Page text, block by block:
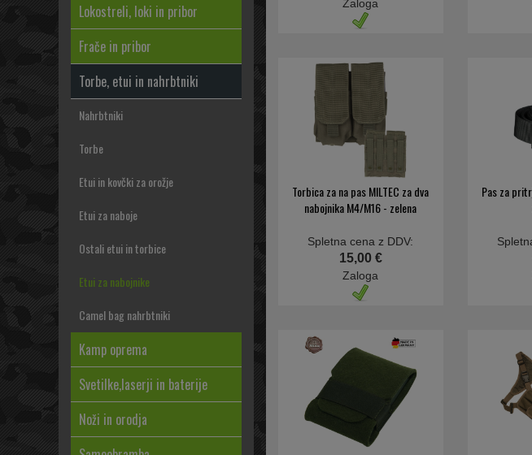
Lokostreli, loki in pribor
Frače in pribor
Torbe, etui in nahrbtniki
Nahrbtniki
Torbe
Etui in kovčki za orožje
Etui za naboje
Ostali etui in torbice
Etui za nabojnike
Camel bag nahrbtniki
Kamp oprema
Svetilke,laserji in baterije
Noži in orodja
Zaloga
Torbica za na pas MILTEC za dva
nabojnika M4/M16 - zelena
Spletna cena z DDV:
15,00 €
Zaloga
Pas za